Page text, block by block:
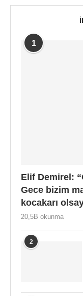
1
Elif Demirel:
Gece bizim
kocakarı
20,5B okunma
2